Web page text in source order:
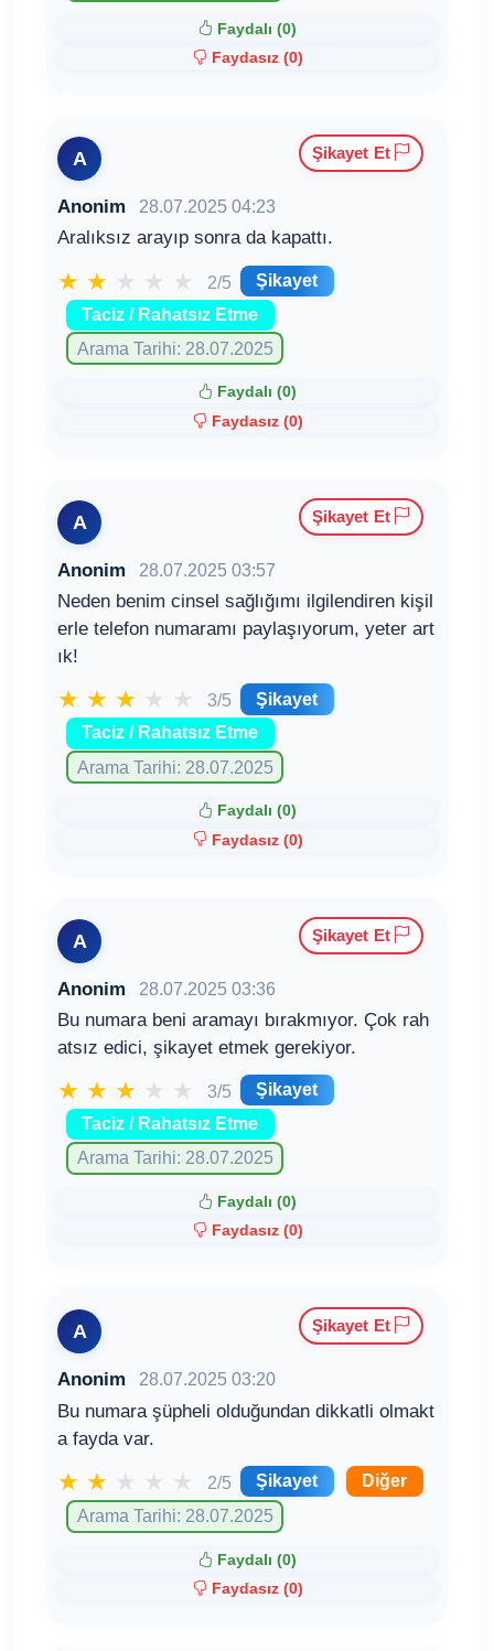
Faydalı (0)
Faydasız (0)
A
Anonim 28.07.2025 04:23
Aralıksız arayıp sonra da kapattı.
★ ★ ★ ★ ★ 2/5
Şikayet
Taciz / Rahatsız Etme
Arama Tarihi: 28.07.2025
Faydalı (0)
Faydasız (0)
Şikayet Et
A
Anonim 28.07.2025 03:57
Neden benim cinsel sağlığımı ilgilendiren kişil
erle telefon numaramı paylaşıyorum, yeter art
ık!
★ ★ ★ ★ ★ 3/5
Şikayet
Taciz / Rahatsız Etme
Arama Tarihi: 28.07.2025
Faydalı (0)
Faydasız (0)
Şikayet Et
A
Anonim 28.07.2025 03:36
Bu numara beni aramayı bırakmıyor. Çok rah
atsız edici, şikayet etmek gerekiyor.
★ ★ ★ ★ ★ 3/5
Şikayet
Taciz / Rahatsız Etme
Arama Tarihi: 28.07.2025
Faydalı (0)
Faydasız (0)
Şikayet Et
A
Anonim 28.07.2025 03:20
Bu numara şüpheli olduğundan dikkatli olmakt
a fayda var.
★ ★ ★ ★ ★ 2/5 Şikayet
Diğer
Arama Tarihi: 28.07.2025
Faydalı (0)
Faydasız (0)
Şikayet Et